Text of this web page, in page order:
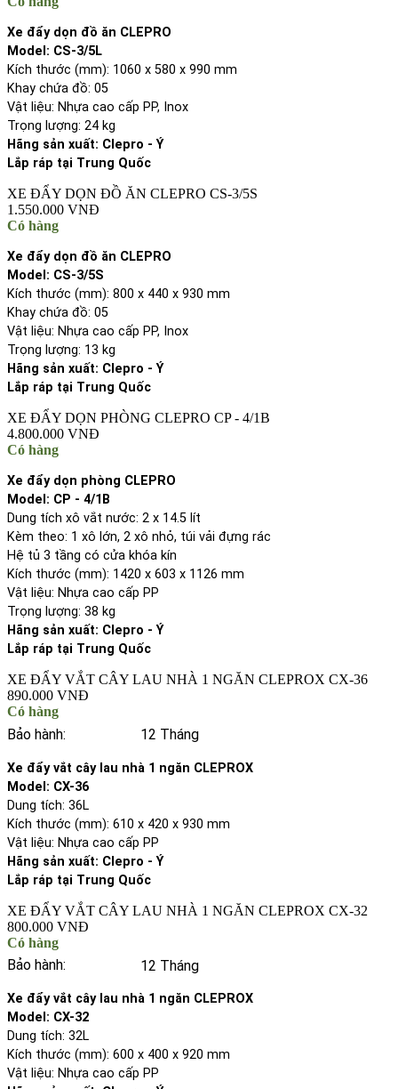
Xe đẩy dọn đồ ăn CLEPRO
Model: CS-3/5L
Kích thước (mm): 1060 x 580 x 990 mm
Khay chứa đồ: 05
Vật liệu: Nhựa cao cấp PP, Inox
Trọng lượng: 24 kg
Hãng sản xuất: Clepro - Ý
Lắp ráp tại Trung Quốc
XE ĐẨY DỌN ĐỒ ĂN CLEPRO CS-3/5S
1.550.000 VNĐ
Có hàng
Xe đẩy dọn đồ ăn CLEPRO
Model: CS-3/5S
Kích thước (mm): 800 x 440 x 930 mm
Khay chứa đồ: 05
Vật liệu: Nhựa cao cấp PP, Inox
Trọng lượng: 13 kg
Hãng sản xuất: Clepro - Ý
Lắp ráp tại Trung Quốc
XE ĐẨY DỌN PHÒNG CLEPRO CP - 4/1B
4.800.000 VNĐ
Có hàng
Xe đẩy dọn phòng CLEPRO
Model: CP - 4/1B
Dung tích xô vắt nước: 2 x 14.5 lít
Kèm theo: 1 xô lớn, 2 xô nhỏ, túi vải đựng rác
Hệ tủ 3 tầng có cửa khóa kín
Kích thước (mm): 1420 x 603 x 1126 mm
Vật liệu: Nhựa cao cấp PP
Trọng lượng: 38 kg
Hãng sản xuất: Clepro - Ý
Lắp ráp tại Trung Quốc
XE ĐẨY VẮT CÂY LAU NHÀ 1 NGĂN CLEPROX CX-36
890.000 VNĐ
Có hàng
Bảo hành: 12 Tháng
Xe đẩy vắt cây lau nhà 1 ngăn CLEPROX
Model: CX-36
Dung tích: 36L
Kích thước (mm): 610 x 420 x 930 mm
Vật liệu: Nhựa cao cấp PP
Hãng sản xuất: Clepro - Ý
Lắp ráp tại Trung Quốc
XE ĐẨY VẮT CÂY LAU NHÀ 1 NGĂN CLEPROX CX-32
800.000 VNĐ
Có hàng
Bảo hành: 12 Tháng
Xe đẩy vắt cây lau nhà 1 ngăn CLEPROX
Model: CX-32
Dung tích: 32L
Kích thước (mm): 600 x 400 x 920 mm
Vật liệu: Nhựa cao cấp PP